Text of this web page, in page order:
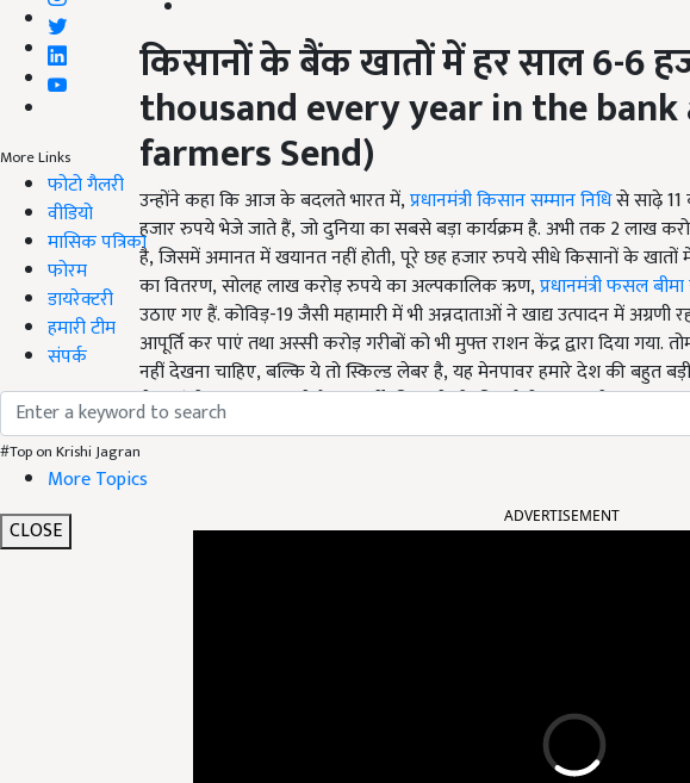
More Links
फोटो गैलरी
वीडियो
मासिक पत्रिका
फोरम
डायरेक्टरी
हमारी टीम
संपर्क
#Top on Krishi Jagran
More Topics
CLOSE
किसानों के बैंक खातों में हर साल6-6
thousand every year in the
farmers Send)
उन्होंने कहा कि आज के बदलते भारत में,प्रधानमंत्री किसान सम्मान निधिसे साढ़े
हजार रुपये भेजे जाते हैं, जो दुनिया का सबसे बड़ा कार्यक्रम है. अभी तक 2 लाख
है, जिसमें अमानत में खयानत नहीं होती, पूरे छह हजार रुपयेसीधे किसानों के खातों
का वितरण, सोलह लाख करोड़ रुपयेका अल्पकालिक ऋण,प्रधानमंत्री फसल
उठाए गए हैं. कोविड़-19 जैसी महामारी में भी अन्नदाताओं ने खाद्य उत्पादन में अग्रणी
आपूर्ति कर पाएं तथा अस्सी करोड़ गरीबों को भी मुफ्त राशन केंद्र द्वारा दिया गया.
नहीं देखना चाहिए, बल्कि ये तो स्किल्ड लेबर है, यह मेनपावर हमारे देश की बहुत
लेदर इंजीनियर कह सकते हैं. इन वर्गों की अनदेखी की गई तो फिर इसके